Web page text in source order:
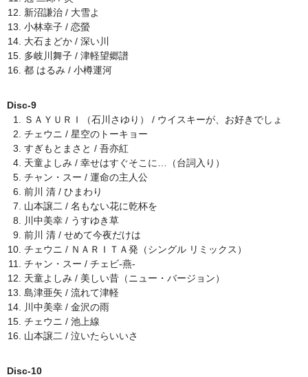
新沼謙治 / 大雪よ
小林幸子 / 恋螢
大石まどか / 深い川
多岐川舞子 / 津軽望郷譜
都 はるみ / 小樽運河
Disc-9
ＳＡＹＵＲＩ（石川さゆり） / ウイスキーが、お好きでしょ
チェウニ / 星空のトーキョー
すぎもとまさと / 吾亦紅
天童よしみ / 幸せはすぐそこに…（台詞入り）
チャン・スー / 運命の主人公
前川 清 / ひまわり
山本譲二 / 名もない花に乾杯を
川中美幸 / うすゆき草
前川 清 / せめて今夜だけは
チェウニ / ＮＡＲＩＴＡ発（シングル リミックス）
チャン・スー / チェビ-燕-
天童よしみ / 美しい昔（ニュー・バージョン）
島津亜矢 / 流れて津軽
川中美幸 / 金沢の雨
チェウニ / 池上線
山本譲二 / 泣いたらいいさ
Disc-10